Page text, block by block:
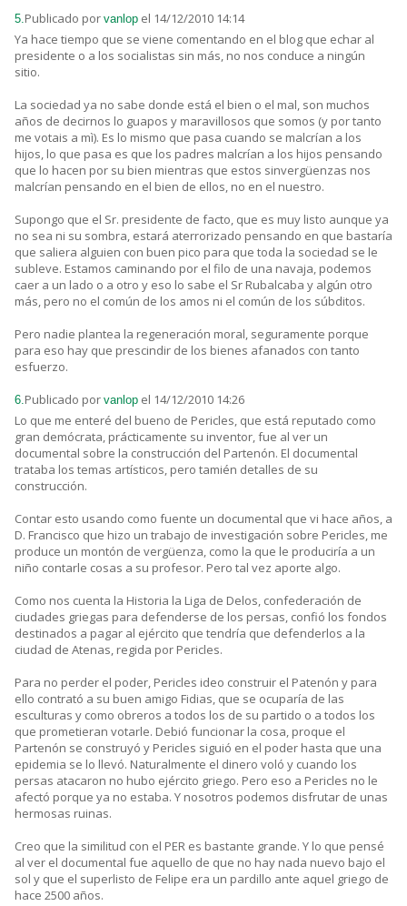
5.Publicado por vanlop el 14/12/2010 14:14
Ya hace tiempo que se viene comentando en el blog que echar al
presidente o a los socialistas sin más, no nos conduce a ningún
sitio.
La sociedad ya no sabe donde está el bien o el mal, son muchos
años de decirnos lo guapos y maravillosos que somos (y por tanto
me votais a mì). Es lo mismo que pasa cuando se malcrían a los
hijos, lo que pasa es que los padres malcrían a los hijos pensando
que lo hacen por su bien mientras que estos sinvergüenzas nos
malcrían pensando en el bien de ellos, no en el nuestro.
Supongo que el Sr. presidente de facto, que es muy listo aunque ya
no sea ni su sombra, estará aterrorizado pensando en que bastaría
que saliera alguien con buen pico para que toda la sociedad se le
subleve. Estamos caminando por el filo de una navaja, podemos
caer a un lado o a otro y eso lo sabe el Sr Rubalcaba y algún otro
más, pero no el común de los amos ni el común de los súbditos.
Pero nadie plantea la regeneración moral, seguramente porque
para eso hay que prescindir de los bienes afanados con tanto
esfuerzo.
6.Publicado por vanlop el 14/12/2010 14:26
Lo que me enteré del bueno de Pericles, que está reputado como
gran demócrata, prácticamente su inventor, fue al ver un
documental sobre la construcción del Partenón. El documental
trataba los temas artísticos, pero tamién detalles de su
construcción.
Contar esto usando como fuente un documental que vi hace años, a
D. Francisco que hizo un trabajo de investigación sobre Pericles, me
produce un montón de vergüenza, como la que le produciría a un
niño contarle cosas a su profesor. Pero tal vez aporte algo.
Como nos cuenta la Historia la Liga de Delos, confederación de
ciudades griegas para defenderse de los persas, confió los fondos
destinados a pagar al ejército que tendría que defenderlos a la
ciudad de Atenas, regida por Pericles.
Para no perder el poder, Pericles ideo construir el Patenón y para
ello contrató a su buen amigo Fidias, que se ocuparía de las
esculturas y como obreros a todos los de su partido o a todos los
que prometieran votarle. Debió funcionar la cosa, proque el
Partenón se construyó y Pericles siguió en el poder hasta que una
epidemia se lo llevó. Naturalmente el dinero voló y cuando los
persas atacaron no hubo ejército griego. Pero eso a Pericles no le
afectó porque ya no estaba. Y nosotros podemos disfrutar de unas
hermosas ruinas.
Creo que la similitud con el PER es bastante grande. Y lo que pensé
al ver el documental fue aquello de que no hay nada nuevo bajo el
sol y que el superlisto de Felipe era un pardillo ante aquel griego de
hace 2500 años.